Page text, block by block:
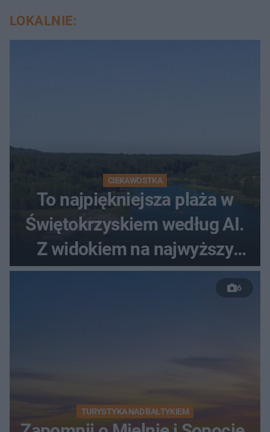
LOKALNIE:
CIEKAWOSTKA
To najpiękniejsza plaża w
Świętokrzyskiem według AI.
Z widokiem na najwyższy
szczyt Gór Świętokrzyskich
6
TURYSTYKA NAD BAŁTYKIEM